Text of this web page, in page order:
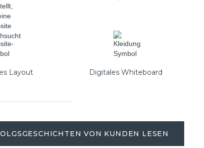
Layout Digitales Whiteboard
VON KUNDEN LESEN